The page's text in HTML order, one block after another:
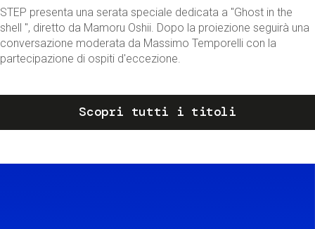
STEP presenta una serata speciale dedicata a "Ghost in the
shell ", diretto da Mamoru Oshii. Dopo la proiezione seguirà una
conversazione moderata da Massimo Temporelli con la
partecipazione di ospiti d'eccezione.
Scopri tutti i titoli